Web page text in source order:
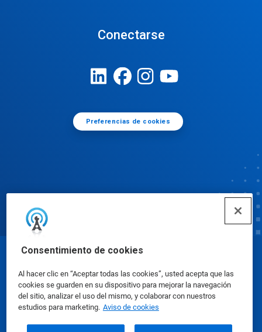
Consentimiento de cookies
Al hacer clic en “Aceptar todas las cookies”, usted acepta que las
cookies se guarden en su dispositivo para mejorar la navegación
del sitio, analizar el uso del mismo, y colaborar con nuestros
estudios para marketing. Aviso de cookies
Conectarse
Preferencias de cookies
Hojas de datos sobre seguridad|Política de
privacidad|Términos de uso